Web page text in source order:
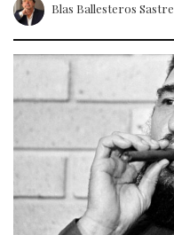
Blas Ballesteros Sastre